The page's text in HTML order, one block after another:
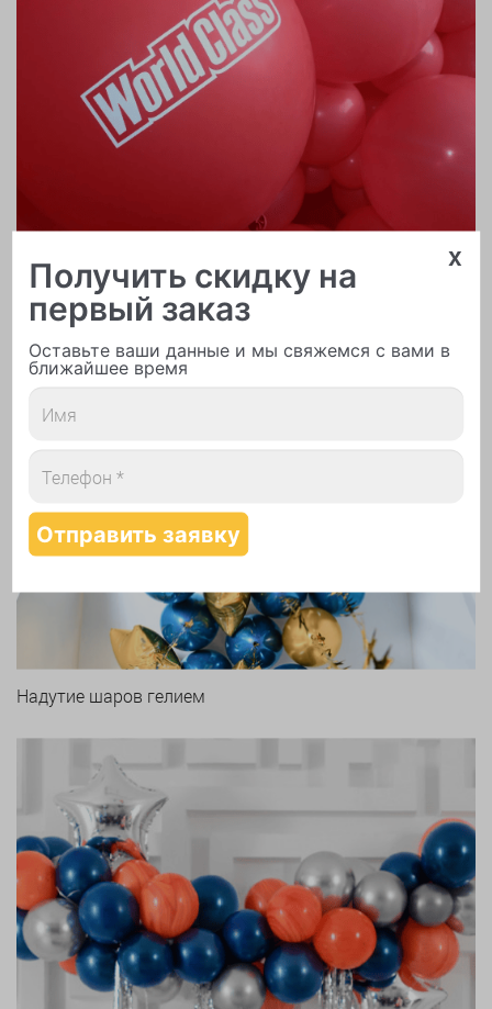
Печать логотипа
Надутие шаров гелием
x
Получить скидку на
первый заказ
Оставьте ваши данные и мы свяжемся с вами в
ближайшее время